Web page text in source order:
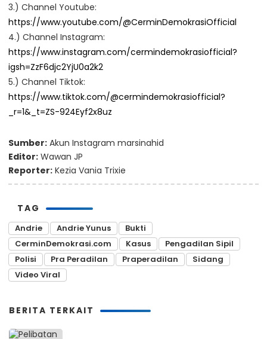
3.) Channel Youtube:
https://www.youtube.com/@CerminDemokrasiOfficial
4.) Channel Instagram:
https://www.instagram.com/cermindemokrasiofficial?
igsh=ZzF6djc2YjU0a2k2
5.) Channel Tiktok:
https://www.tiktok.com/@cermindemokrasiofficial?
_r=1&_t=ZS-924Eyf2x8uz
Sumber: Akun Instagram marsinahid
Editor: Wawan JP
Reporter: Kezia Vania Trixie
TAG
Andrie Andrie Yunus
Bukti
CerminDemokrasi.com
Kasus
Pengadilan Sipil
Polisi
Pra Peradilan Praperadilan
Sidang
Video Viral
BERITA TERKAIT